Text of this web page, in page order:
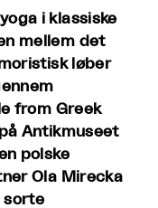
i klassiske
mellem det
løber
from Greek
Antikmuseet
polske
Ola Mirecka
sorte